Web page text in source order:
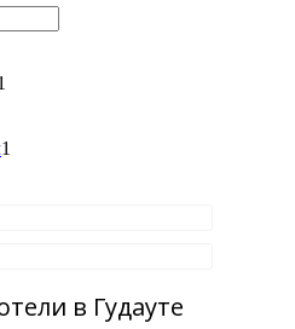
1
в Гудауте